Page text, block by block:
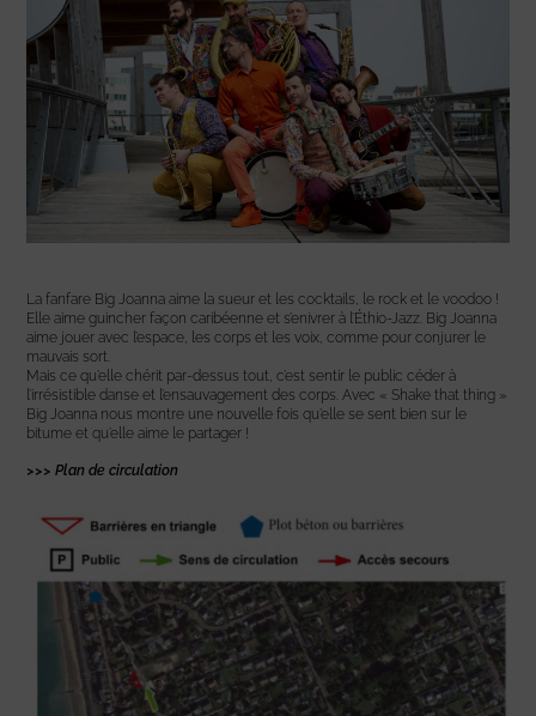
La fanfare Big Joanna aime la sueur et les cocktails, le rock et le voodoo !
Elle aime guincher façon caribéenne et s’enivrer à l’Éthio-Jazz. Big Joanna
aime jouer avec l’espace, les corps et les voix, comme pour conjurer le
mauvais sort.
Mais ce qu’elle chérit par-dessus tout, c’est sentir le public céder à
l’irrésistible danse et l’ensauvagement des corps. Avec « Shake that thing »
Big Joanna nous montre une nouvelle fois qu’elle se sent bien sur le
bitume et qu’elle aime le partager !
>>> Plan de circulation